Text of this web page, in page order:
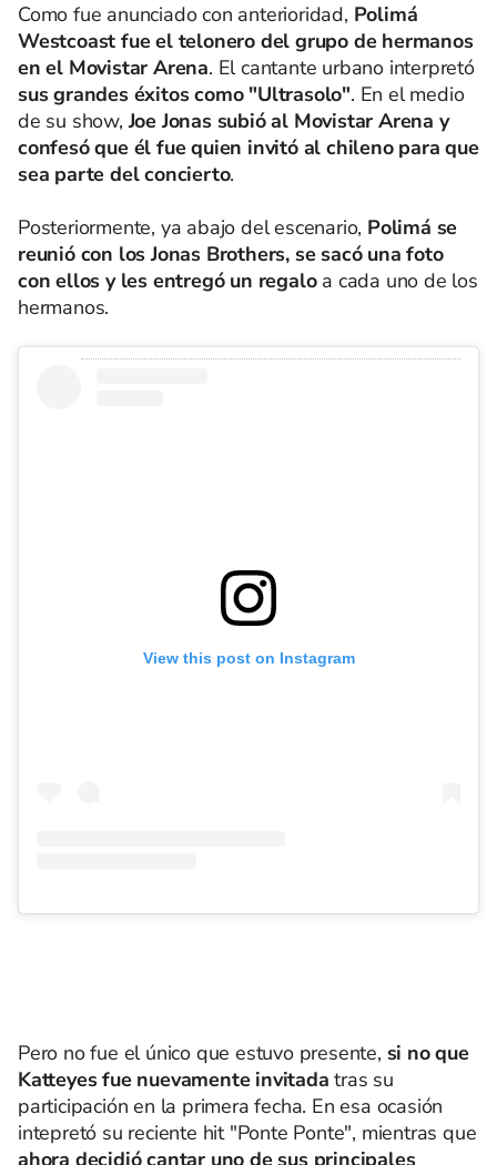
Como fue anunciado con anterioridad, Polimá
Westcoast fue el telonero del grupo de hermanos
en el Movistar Arena. El cantante urbano interpretó
sus grandes éxitos como "Ultrasolo". En el medio
de su show,Joe Jonas subió al Movistar Arena y
confesó que él fue quien invitó al chileno para que
sea parte del concierto.
Posteriormente, ya abajo del escenario, Polimá se
reunió con los Jonas Brothers, se sacó una foto
con ellos y les entregó un regaloa cada uno de los
hermanos.
View this post on Instagram
Pero no fue el único que estuvo presente, si no que
Katteyes fue nuevamente invitada tras su
participación en la primera fecha. En esa ocasión
intepretó su reciente hit "Ponte Ponte", mientras que
ahora decidió cantar uno de sus principales